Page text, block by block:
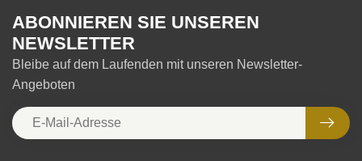
ABONNIEREN SIE UNSEREN
NEWSLETTER
Bleibe auf dem Laufenden mit unseren Newsletter-
Angeboten